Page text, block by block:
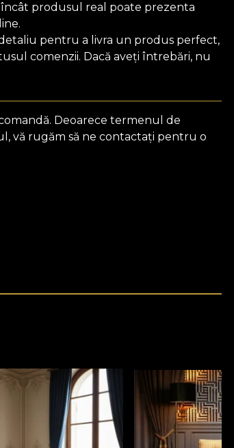
încât produsul real poate prezenta
pentru a livra un produs perfect,
comenzii. Dacă aveți întrebări, nu
Deoarece termenul de
vă rugăm să ne contactați pentru o